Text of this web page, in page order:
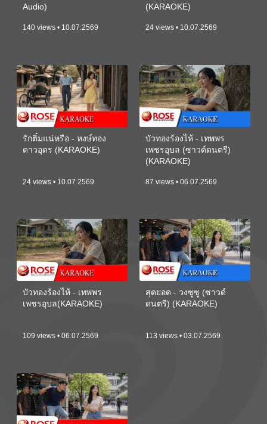
Audio)
140 views • 10.07.2569
(KARAOKE)
24 views • 10.07.2569
รักติ๋มแน่หรือ - หงษ์ทอง
ดาวอุดร (KARAOKE)
24 views • 10.07.2569
บัวทองร้องไห้ - เทพพร
เพชรอุบล (ซาวด์ดนตรี)
(KARAOKE)
87 views • 06.07.2569
บัวทองร้องไห้ - เทพพร
เพชรอุบล(KARAOKE)
109 views • 06.07.2569
สุดยอด - วงซูซู (ซาวด์
ดนตรี) (KARAOKE)
113 views • 03.07.2569